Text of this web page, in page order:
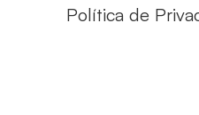
Política de